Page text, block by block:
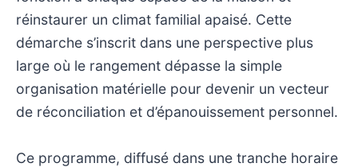
réinstaurer un climat familial apaisé. Cette
démarche s’inscrit dans une perspective plus
large où le rangement dépasse la simple
organisation matérielle pour devenir un vecteur
de réconciliation et d’épanouissement personnel.
Ce programme, diffusé dans une tranche horaire